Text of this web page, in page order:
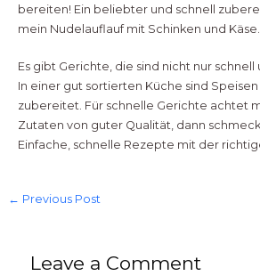
bereiten! Ein beliebter und schnell
mein Nudelauflauf mit Schinken und Käse.
Es gibt Gerichte, die sind nicht nur
In einer gut sortierten Küche sind Speisen
zubereitet. Für schnelle Gerichte achtet
Zutaten von guter Qualität, dann
Einfache, schnelle Rezepte mit der
← Previous Post
Leave a Comment